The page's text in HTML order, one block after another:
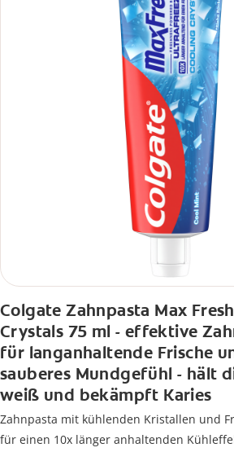
Colgate Zahnpasta Max
Crystals 75 ml - effektive
für langanhaltende Frische
sauberes Mundgefühl - hält
weiß und bekämpft Karies
Zahnpasta mit kühlenden Kristallen und
für einen 10x länger anhaltenden